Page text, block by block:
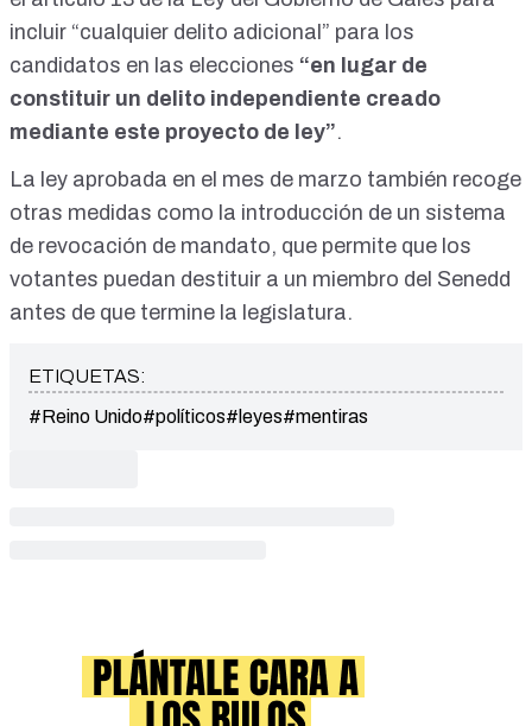
incluir “cualquier delito adicional” para los
candidatos en las elecciones “en lugar de
constituir un delito independiente creado
mediante este proyecto de ley”.
La ley aprobada en el mes de marzo también recoge
otras medidas como la introducción de un sistema
de revocación de mandato, que permite que los
votantes puedan destituir a un miembro del Senedd
antes de que termine la legislatura.
ETIQUETAS:
#Reino Unido#políticos#leyes#mentiras